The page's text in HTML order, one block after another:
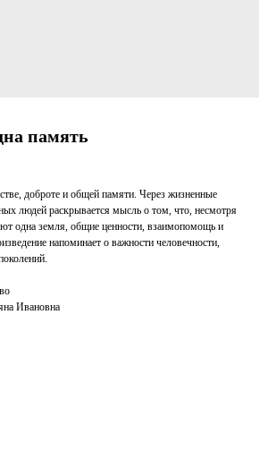
память
доброте и общей памяти. Через жизненные
людей раскрывается мысль о том, что, несмотря
одна земля, общие ценности, взаимопомощь и
напоминает о важности человечности,
Ивановна